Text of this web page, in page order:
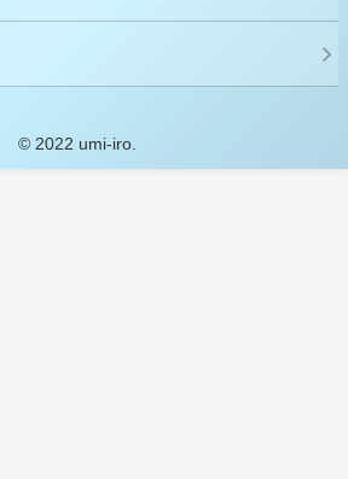
© 2022 umi-iro.